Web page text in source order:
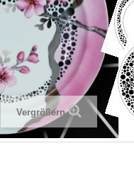
Vergrößern